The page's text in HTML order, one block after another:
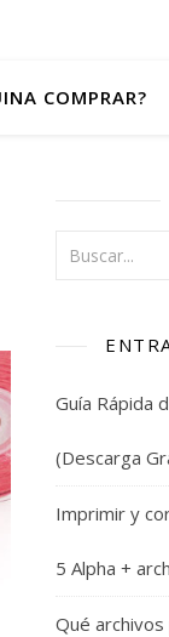
COMPRAR?
Guía Rápida
(Descarga
Imprimir y
5 Alpha +
Qué